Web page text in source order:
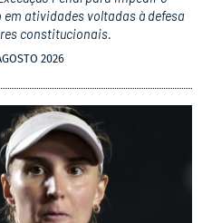
atividades voltadas à defesa
constitucionais.
2026